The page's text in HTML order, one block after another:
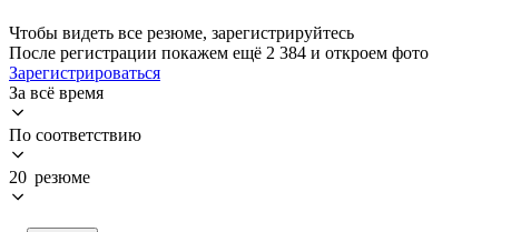
Чтобы видеть все резюме, зарегистрируйтесь
После регистрации покажем ещё 2 384 и откроем фото
Зарегистрироваться
За всё время
По соответствию
20 резюме